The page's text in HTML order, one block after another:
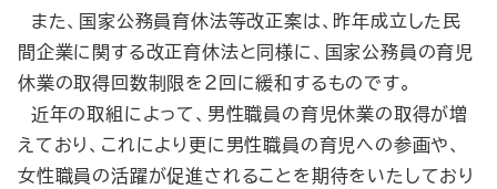
また、国家公務員育休法等改正案は、昨年成立した民
間企業に関する改正育休法と同様に、国家公務員の育児
休業の取得回数制限を２回に緩和するものです。
近年の取組によって、男性職員の育児休業の取得が増
えており、これにより更に男性職員の育児への参画や、
女性職員の活躍が促進されることを期待をいたしており